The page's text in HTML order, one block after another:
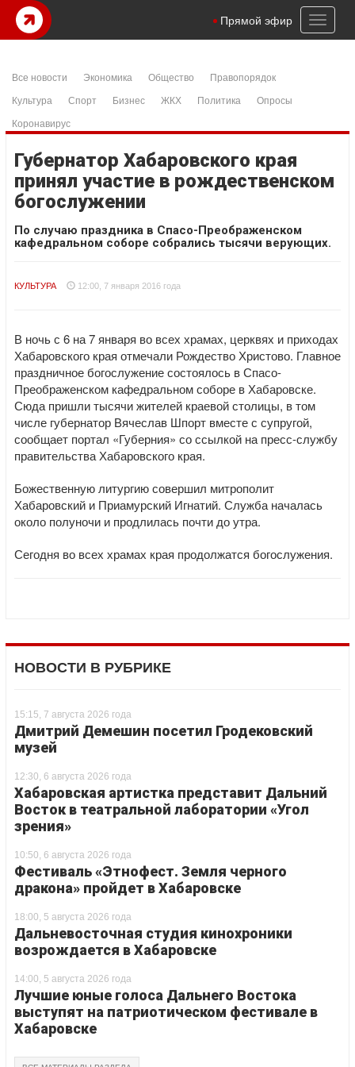
Toggle
Прямой эфир
Все новости Экономика Общество
Правопорядок
Культура
Спорт Бизнес ЖКХ Политика
Опросы
Коронавирус
Губернатор Хабаровского края
принял участие в рождественском
богослужении
По случаю праздника в Спасо-Преображенском
кафедральном соборе собрались тысячи верующих.
КУЛЬТУРА 12:00, 7 января 2016 года
В ночь с 6 на 7 января во всех храмах, церквях и приходах
Хабаровского края отмечали Рождество Христово. Главное
праздничное богослужение состоялось в Спасо-
Преображенском кафедральном соборе в Хабаровске.
Сюда пришли тысячи жителей краевой столицы, в том
числе губернатор Вячеслав Шпорт вместе с супругой,
сообщает портал «Губерния» со ссылкой на пресс-службу
правительства Хабаровского края.
Божественную литургию совершил митрополит
Хабаровский и Приамурский Игнатий. Служба началась
около полуночи и продлилась почти до утра.
Сегодня во всех храмах края продолжатся богослужения.
НОВОСТИ В РУБРИКЕ
15:15, 7 августа 2026 года
Дмитрий Демешин посетил Гродековский
музей
12:30, 6 августа 2026 года
Хабаровская артистка представит Дальний
Восток в театральной лаборатории «Угол
зрения»
10:50, 6 августа 2026 года
Фестиваль «Этнофест. Земля черного
дракона» пройдет в Хабаровске
18:00, 5 августа 2026 года
Дальневосточная студия кинохроники
возрождается в Хабаровске
14:00, 5 августа 2026 года
Лучшие юные голоса Дальнего Востока
выступят на патриотическом фестивале в
Хабаровске